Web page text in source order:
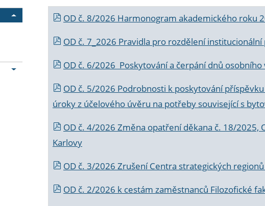
OD č. 8/2026 Harmonogram akademického roku
OD č. 7_2026 Pravidla pro rozdělení
OD č. 6/2026 Poskytování a čerpání dnů
OD č. 5/2026 Podrobnosti k poskytování
úroky z účelového úvěru na potřeby související s
OD č. 4/2026 Změna opatření děkana č. 18/
Karlovy
OD č. 3/2026 Zrušení Centra strategických
OD č. 2/2026 k cestám zaměstnanců Filozofické